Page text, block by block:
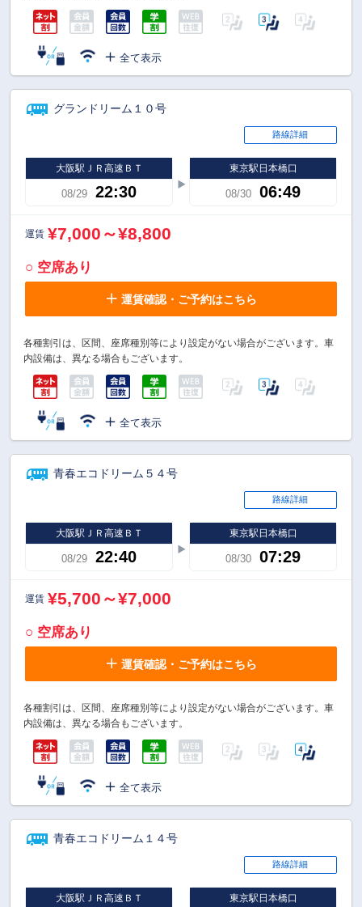
全て表示
グランドリーム１０号
路線詳細
大阪駅ＪＲ高速ＢＴ
08/29 22:30
東京駅日本橋口
08/30 06:49
運賃 ¥7,000～¥8,800
○ 空席あり
運賃確認・ご予約はこちら
各種割引は、区間、座席種別等により設定がない場合がございます。車
内設備は、異なる場合もございます。
全て表示
青春エコドリーム５４号
路線詳細
大阪駅ＪＲ高速ＢＴ
08/29 22:40
東京駅日本橋口
08/30 07:29
運賃 ¥5,700～¥7,000
○ 空席あり
運賃確認・ご予約はこちら
各種割引は、区間、座席種別等により設定がない場合がございます。車
内設備は、異なる場合もございます。
全て表示
青春エコドリーム１４号
路線詳細
大阪駅ＪＲ高速ＢＴ 東京駅日本橋口